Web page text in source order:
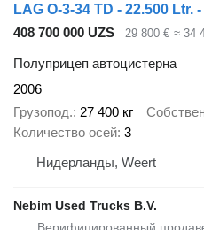
LAG O-3-34 TD - 22.500 Ltr.
408 700 000 UZS
29 800 € ≈ 34
Полуприцеп автоцистерна
2006
Грузопод. 27 400 кг
Количество осей 3
Нидерланды, Weert
Nebim Used Trucks B.V.